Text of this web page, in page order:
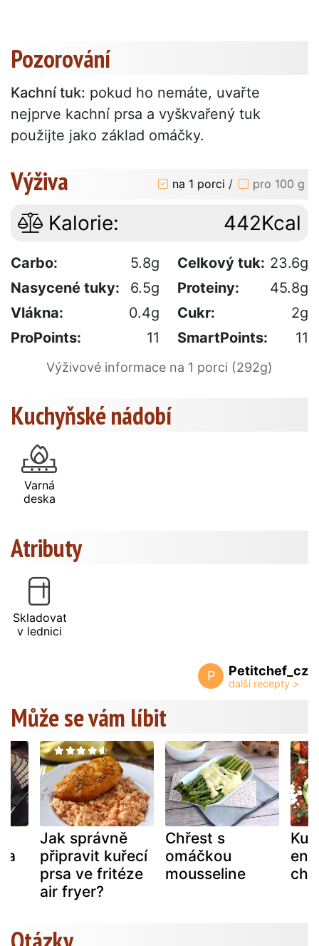
Pozorování
Kachní tuk: pokud ho nemáte, uvařte
nejprve kachní prsa a vyškvařený tuk
použijte jako základ omáčky.
Výživa na 1 porci / pro 100 g
Kalorie: 442Kcal
Carbo: 5.8g Celkový tuk: 23.6g
Nasycené tuky:
6.5g Proteiny:
45.8g
Vlákna:
0.4g Cukr:
2g
ProPoints:
11 SmartPoints: 11
Výživové informace na 1 porci (292g)
Kuchyňské nádobí
Varná
deska
Atributy
Skladovat
v lednici
P Petitchef_cz
Může se vám líbit
Jak správně
připravit kuřecí
prsa ve fritéze
air fryer?
Chřest s
omáčkou
mousseline